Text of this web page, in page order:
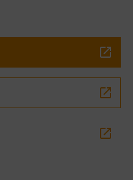
ABRE EN NUEVA VENTANA